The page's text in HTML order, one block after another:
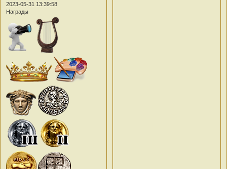
2023-05-31 13:39:58
Награды